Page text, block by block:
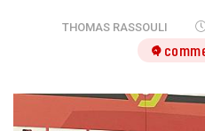
THOMAS RASSOULI
1